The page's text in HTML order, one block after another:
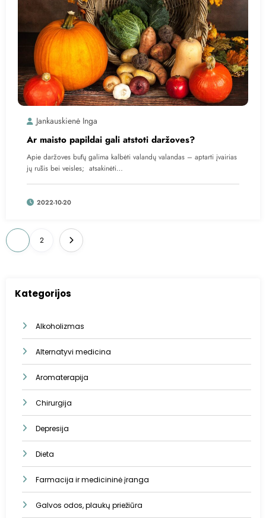
Jankauskienė Inga
Ar maisto papildai gali atstoti daržoves?
Apie daržoves būtų galima kalbėti valandų valandas – aptarti įvairias
jų rūšis bei veisles; atsakinėti…
2022-10-20
Įrašų
puslapiavimas
2
Kategorijos
Alkoholizmas
Alternatyvi medicina
Aromaterapija
Chirurgija
Depresija
Dieta
Farmacija ir medicininė įranga
Galvos odos, plaukų priežiūra